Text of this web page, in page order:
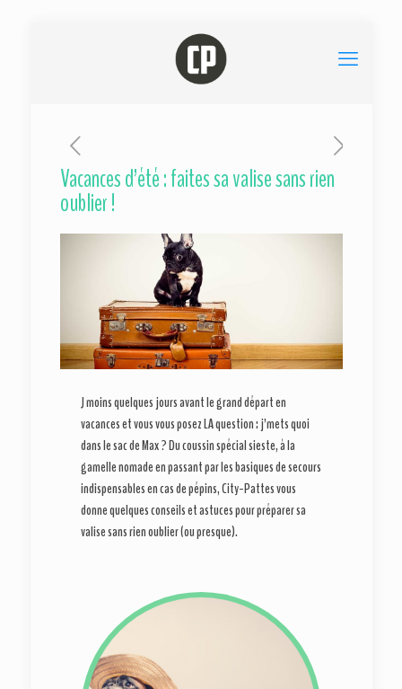
Vacances d’été : faites sa valise sans rien
oublier !
J moins quelques jours avant le grand départ en
vacances et vous vous posez LA question : j’mets quoi
dans le sac de Max ? Du coussin spécial sieste, à la
gamelle nomade en passant par les basiques de secours
indispensables en cas de pépins, City-Pattes vous
donne quelques conseils et astuces pour préparer sa
valise sans rien oublier (ou presque).